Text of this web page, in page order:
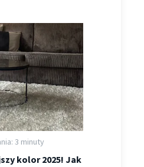
3 minuty
kolor 2025! Jak